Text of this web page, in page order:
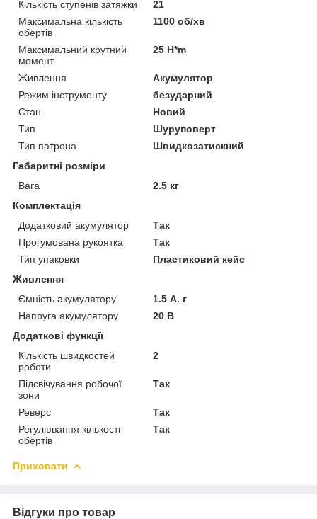
Кількість ступенів затяжки
21
Максимальна кількість
обертів
1100 об/хв
Максимальний крутний
момент
25 H*m
Живлення
Акумулятор
Режим інструменту
безударний
Стан
Новий
Тип
Шуруповерт
Тип патрона
Швидкозатискний
Габаритні розміри
Вага
2.5 кг
Комплектація
Додатковий акумулятор
Так
Прогумована рукоятка
Так
Тип упаковки
Пластиковий кейс
Живлення
Ємність акумулятору
1.5 А. г
Напруга акумулятору
20 В
Додаткові функції
Кількість швидкостей
роботи
2
Підсвічування робочої
зони
Так
Реверс
Так
Регулювання кількості
обертів
Так
Приховати
Відгуки про товар